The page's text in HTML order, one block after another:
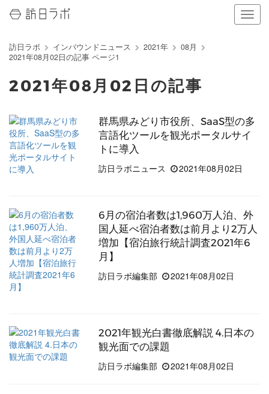
ナ
ビ
示
を
訪日ラボ インバウンドニュース 2021年
08月
2021年08月02日の記事 ページ1
2021年08月02日の記事
群馬県みどり市役所、SaaS型の多
言語化ツールを観光ポータルサイ
トに導入
訪日ラボニュース
2021年08月02日
6月の宿泊者数は1,960万人泊、外
国人延べ宿泊者数は前月より2万人
増加【宿泊旅行統計調査2021年6
月】
訪日ラボ編集部
2021年08月02日
2021年観光白書徹底解説 4.日本の
観光面での課題
訪日ラボ編集部
2021年08月02日